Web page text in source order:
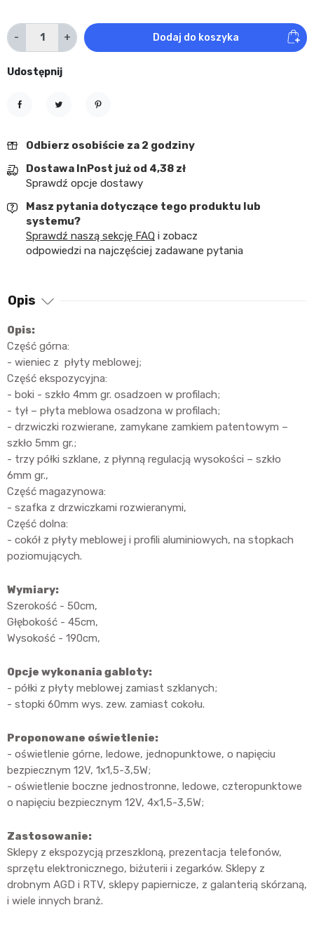
- + Dodaj do koszyka
Udostępnij
Odbierz osobiście za 2 godziny
Dostawa InPost już od 4,38 zł
Sprawdź opcje dostawy
Masz pytania dotyczące tego produktu lub
systemu?
Sprawdź naszą sekcję FAQ i zobacz
odpowiedzi na najczęściej zadawane pytania
Opis
Opis:
Część górna:
- wieniec z płyty meblowej;
Część ekspozycyjna:
- boki - szkło 4mm gr. osadzoen w profilach;
- tył – płyta meblowa osadzona w profilach;
- drzwiczki rozwierane, zamykane zamkiem patentowym –
szkło 5mm gr.;
- trzy półki szklane, z płynną regulacją wysokości – szkło
6mm gr.,
Część magazynowa:
- szafka z drzwiczkami rozwieranymi,
Część dolna:
- cokół z płyty meblowej i profili aluminiowych, na stopkach
poziomujących.
Wymiary:
Szerokość - 50cm,
Głębokość - 45cm,
Wysokość - 190cm,
Opcje wykonania gabloty:
- półki z płyty meblowej zamiast szklanych;
- stopki 60mm wys. zew. zamiast cokołu.
Proponowane oświetlenie:
- oświetlenie górne, ledowe, jednopunktowe, o napięciu
bezpiecznym 12V, 1x1,5-3,5W;
- oświetlenie boczne jednostronne, ledowe, czteropunktowe
o napięciu bezpiecznym 12V, 4x1,5-3,5W;
Zastosowanie:
Sklepy z ekspozycją przeszkloną, prezentacja telefonów,
sprzętu elektronicznego, biżuterii i zegarków. Sklepy z
drobnym AGD i RTV, sklepy papiernicze, z galanterią skórzaną,
i wiele innych branż.